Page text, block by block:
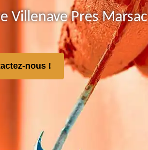
Villenave Pres Marsac
nous !